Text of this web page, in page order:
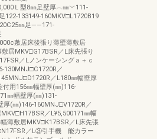
Ｌ型8㎜足壁厚︵㎜︶111-
122-133149-160MKV□L1720B19
㎜足――171-
敷居床後張り薄壁薄敷居
居MKV□G17BSR／L床先張り
／Lノンケーシングａ＋ｃ
130MNJ□C1720R／
／L180㎜幅壁厚
付用156㎜幅壁厚(㎜)116-
㎜幅壁厚(㎜)131-
(㎜)146-160MNJ□V1720R／
／L¥5,500171㎜幅
薄敷居MKV□K17BSR／L床先張
／L③引手機 能カラー